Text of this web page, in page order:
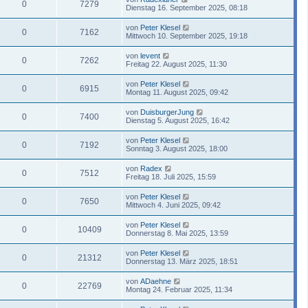
0 7279
Dienstag 16. September 2025, 08:18
0 7162 von Peter Klesel
Mittwoch 10. September 2025, 19:18
0 7262 von levent
Freitag 22. August 2025, 11:30
0 6915 von Peter Klesel
Montag 11. August 2025, 09:42
0 7400 von DuisburgerJung
Dienstag 5. August 2025, 16:42
0 7192 von Peter Klesel
Sonntag 3. August 2025, 18:00
0 7512 von Radex
Freitag 18. Juli 2025, 15:59
0 7650 von Peter Klesel
Mittwoch 4. Juni 2025, 09:42
0 10409 von Peter Klesel
Donnerstag 8. Mai 2025, 13:59
0 21312 von Peter Klesel
Donnerstag 13. März 2025, 18:51
0 22769 von ADaehne
Montag 24. Februar 2025, 11:34